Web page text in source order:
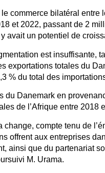
le commerce bilatéral
et 2022, passant de 2
avait un potentiel de
est insuffisante,
exportations totales du
% du total des
du Danemark en
de l’Afrique entre 2018
change, compte tenu de
offrent aux entreprises
ainsi que du partenariat
M. Urama.